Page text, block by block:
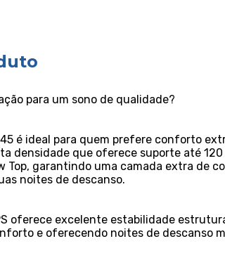
para um sono de qualidade?
é ideal para quem prefere conforto
densidade que oferece suporte até 120
Top, garantindo uma camada extra de
noites de descanso.
oferece excelente estabilidade
e oferecendo noites de descanso